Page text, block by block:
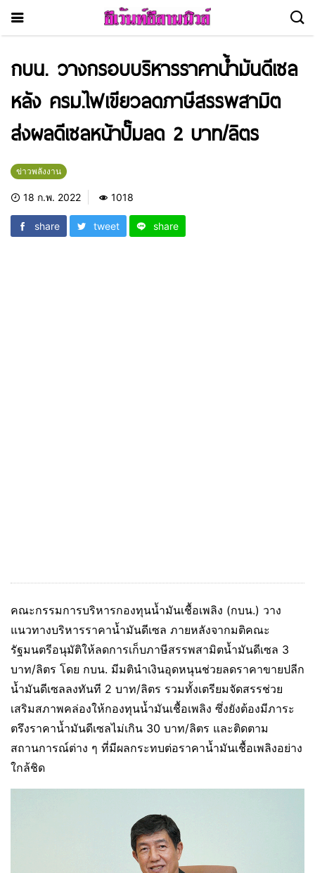
กบน. วางกรอบบริหารราคาน้ำมันดีเซล
หลัง ครม.ไฟเขียวลดภาษีสรรพสามิต
ส่งผลดีเซลหน้าปั๊มลด 2 บาท/ลิตร
ข่าวพลังงาน
18 ก.พ. 2022 1018
share tweet share
คณะกรรมการบริหารกองทุนน้ำมันเชื้อเพลิง (กบน.) วาง
แนวทางบริหารราคาน้ำมันดีเซล ภายหลังจากมติคณะ
รัฐมนตรีอนุมัติให้ลดการเก็บภาษีสรรพสามิตน้ำมันดีเซล 3
บาท/ลิตร โดย กบน. มีมตินำเงินอุดหนุนช่วยลดราคาขายปลีก
น้ำมันดีเซลลงทันที 2 บาท/ลิตร รวมทั้งเตรียมจัดสรรช่วย
เสริมสภาพคล่องให้กองทุนน้ำมันเชื้อเพลิง ซึ่งยังต้องมีภาระ
ตรึงราคาน้ำมันดีเซลไม่เกิน 30 บาท/ลิตร และติดตาม
สถานการณ์ต่าง ๆ ที่มีผลกระทบต่อราคาน้ำมันเชื้อเพลิงอย่าง
ใกล้ชิด